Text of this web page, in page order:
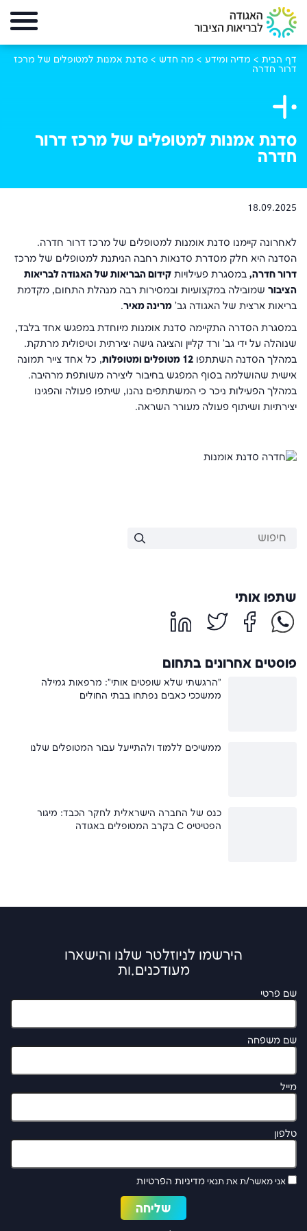
דף הבית > מדיה ומידע > מה חדש > סדנת אמנות למטופלים של מרכז
דרור חדרה
סדנת אמנות למטופלים של מרכז דרור
חדרה
18.09.2025
לאחרונה קיימנו סדנת אומנות למטופלים של מרכז דרור חדרה.
הסדנה היא חלק מסדרת סדנאות רחבה הניתנת למטופלים של מרכז
דרור חדרה, במסגרת פעילויות קידום הבריאות של האגודה לבריאות
הציבור שמובילה במקצועיות ובמסירות רבה מנהלת התחום, מקדמת
בריאות ארצית של האגודה גב' מרינה מאיר.
במסגרת הסדרה התקיימה סדנת אומנות מיוחדת במפגש אחד בלבד,
שנוהלה על ידי גב' ורד קליין והציגה גישה יצירתית וטיפולית מרתקת.
במהלך הסדנה השתתפו 12 מטופלים ומטופלות
, כל אחד צייר תמונה
אישית שהושלמה בסוף המפגש בחיבור ליצירה משותפת מרהיבה.
במהלך הפעילות ניכר כי המשתתפים נהנו, שיתפו פעולה והפגינו
יצירתיות ושיתוף פעולה מעורר השראה.
שתפו אותי
פוסטים אחרונים בתחום
"הרגשתי שלא שופטים אותי": מרפאות גמילה
ממשככי כאבים נפתחו בבתי החולים
ממשיכים ללמוד ולהתייעל עבור המטופלים שלנו
כנס של החברה הישראלית לחקר הכבד: מיגור
הפטיטיס C בקרב המטופלים באגודה
הירשמו לניוזלטר שלנו והישארו
מעודכנים.ות
שם פרטי
שם משפחה
מייל
טלפון
אני מאשר/ת את תנאי מדיניות הפרטיות